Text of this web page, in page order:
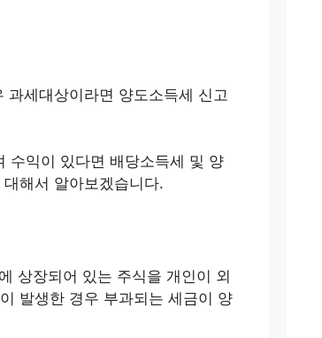
세대상이라면 양도소득세 신고
수익이 있다면 배당소득세 및 양
해서 알아보겠습니다.
상장되어 있는 주식을 개인이 외
발생한 경우 부과되는 세금이 양